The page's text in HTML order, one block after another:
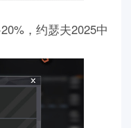
，约瑟夫2025中